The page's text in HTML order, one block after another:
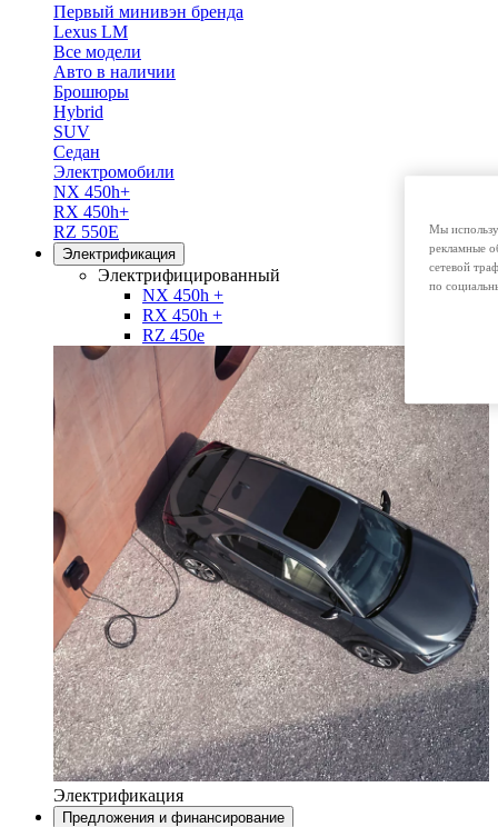
Первый минивэн бренда
Lexus LM
Все модели
Авто в наличии
Брошюры
Hybrid
SUV
Седан
Электромобили
NX 450h+
RX 450h+
RZ 550E
Электрификация
Электрифицированный
NX 450h +
RX 450h +
RZ 450e
Электрификация
Предложения и финансирование
Мы
рекламные
сетевой
по